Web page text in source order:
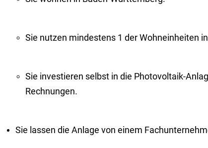
Sie nutzen mindestens 1 der Wohneinheiten
Sie investieren selbst in die Photovoltaik-
Rechnungen.
Sie lassen die Anlage von einem